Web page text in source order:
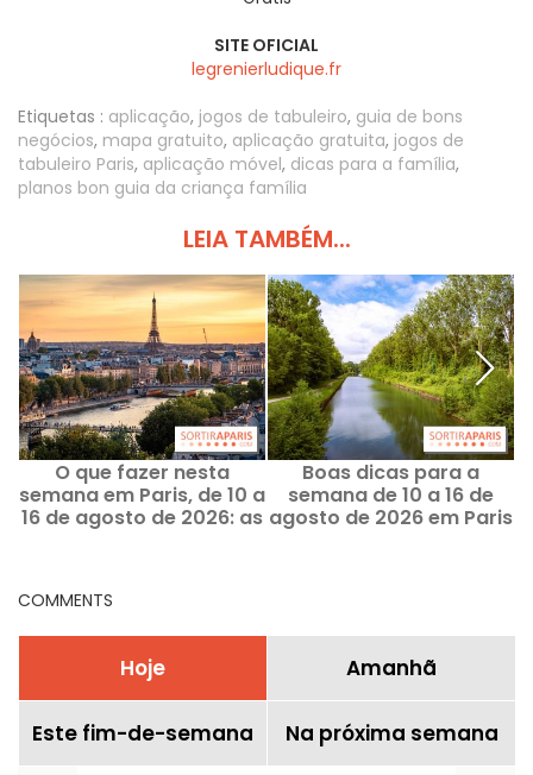
SITE OFICIAL
legrenierludique.fr
Etiquetas : aplicação, jogos de tabuleiro, guia de bons
negócios, mapa gratuito, aplicação gratuita, jogos de
tabuleiro Paris, aplicação móvel, dicas para a família,
planos bon guia da criança família
LEIA TAMBÉM...
O que fazer nesta
semana em Paris, de 10 a
16 de agosto de 2026: as
Boas dicas para a
semana de 10 a 16 de
agosto de 2026 em Paris
COMMENTS
Hoje Amanhã
Este fim-de-semana Na próxima semana